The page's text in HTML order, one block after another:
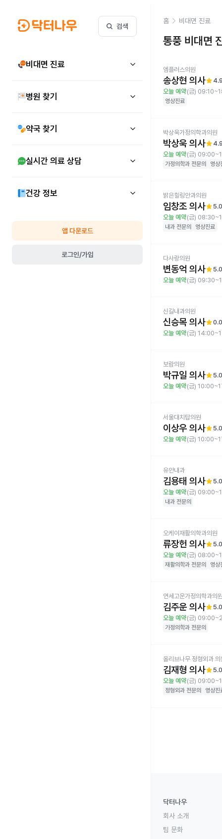
검색
비대면 진료
병원 찾기
약국 찾기
실시간 의료 상담
건강 정보
앱 다운로드
로그인/가입
홈 비대면 진료
통풍 비대면
엠플러스의원
송상현 의사star
오늘 예약(금)
영상진료
박상욱가정의학과의원
박상욱 의사star
오늘 예약(금)
가정의학과 전문의 영상
밝은힐링안과의원
임창조 의사star5.0
오늘 예약(금)
내과 전문의 영상진료
다사랑의원
변동억 의사star5.0
오늘 예약(금)
신길내과의원
신승목 의사star0.0
오늘 예약(금)
보람의원
박규일 의사star5.0
오늘 예약(금)
서울대치탑의원
이상우 의사star5.0
오늘 예약(금)
유안내과
김용태 의사star5.0
오늘 예약(금)
내과 전문의
오케이재활의학과의원
류장헌 의사star5.0
오늘 예약(금)
재활의학과 전문의 영상
연세고운가정의학과의
김주운 의사star5.0
오늘 예약(금)
가정의학과 전문의
올리브나무 정형외과 의
김재형 의사star5.0
오늘 예약(금)
정형외과 전문의 영상진
닥터나우
회사 소개
팀 문화